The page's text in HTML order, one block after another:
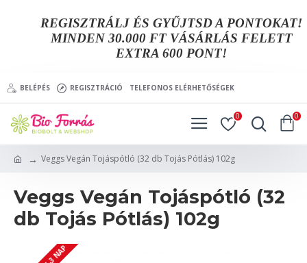
REGISZTRÁLJ ÉS GYŰJTSD A PONTOKAT!
MINDEN 30.000 FT VÁSÁRLÁS FELETT
EXTRA 600 PONT!
BELÉPÉS REGISZTRÁCIÓ TELEFONOS ELÉRHETŐSÉGEK
0 0
Veggs Vegán Tojáspótló (32 db Tojás Pótlás) 102g
Veggs Vegán Tojáspótló (32
db Tojás Pótlás) 102g